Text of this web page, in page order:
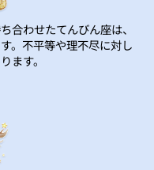
合わせたてんびん座は、
。不平等や理不尽に対し
ます。